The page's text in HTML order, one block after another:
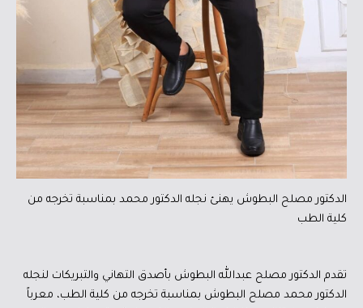
الدكتور مصلح البطوش يهنئ نجله الدكتور محمد بمناسبة تخرجه من
كلية الطب
تقدم الدكتور مصلح عبدالله البطوش بأصدق التهاني والتبريكات لنجله
الدكتور محمد مصلح البطوش بمناسبة تخرجه من كلية الطب، معرباً